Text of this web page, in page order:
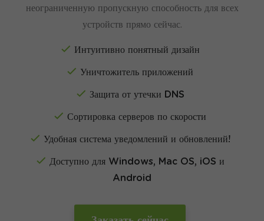
обеспечивающую максимальную скорость
широкополосного подключения к Интернету.
неограниченную пропускную способность для всех
устройств прямо сейчас.
Интуитивно понятный дизайн
Уничтожитель приложений
Защита от утечки DNS
Сортировка серверов по скорости
Удобная система уведомлений и обновлений!
Доступно для Windows, Mac OS, iOS и
Android